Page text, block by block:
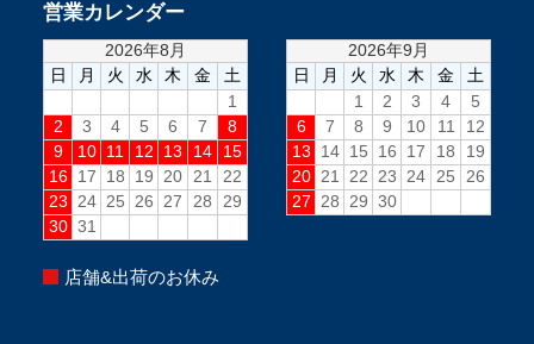
営業カレンダー
店舗&出荷のお休み